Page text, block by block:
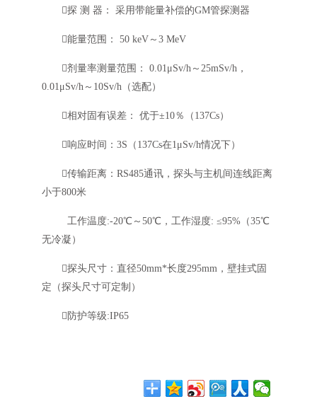
探 测 器： 采用带能量补偿的GM管探测器
能量范围： 50 keV～3 MeV
剂量率测量范围： 0.01μSv/h～25mSv/h，
0.01μSv/h～10Sv/h（选配）
相对固有误差： 优于±10％（137Cs）
响应时间：3S（137Cs在1μSv/h情况下）
传输距离：RS485通讯，探头与主机间连线距离
小于800米
工作温度:-20℃～50℃，工作湿度: ≤95%（35℃
无冷凝）
探头尺寸：直径50mm*长度295mm，壁挂式固
定（探头尺寸可定制）
防护等级:IP65